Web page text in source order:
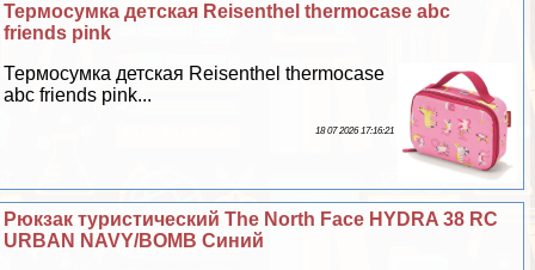
Термосумка детская Reisenthel thermocase abc
friends pink
Термосумка детская Reisenthel thermocase
abc friends pink...
18 07 2026 17:16:21
Рюкзак туристический The North Face HYDRA 38 RC
URBAN NAVY/BOMB Синий